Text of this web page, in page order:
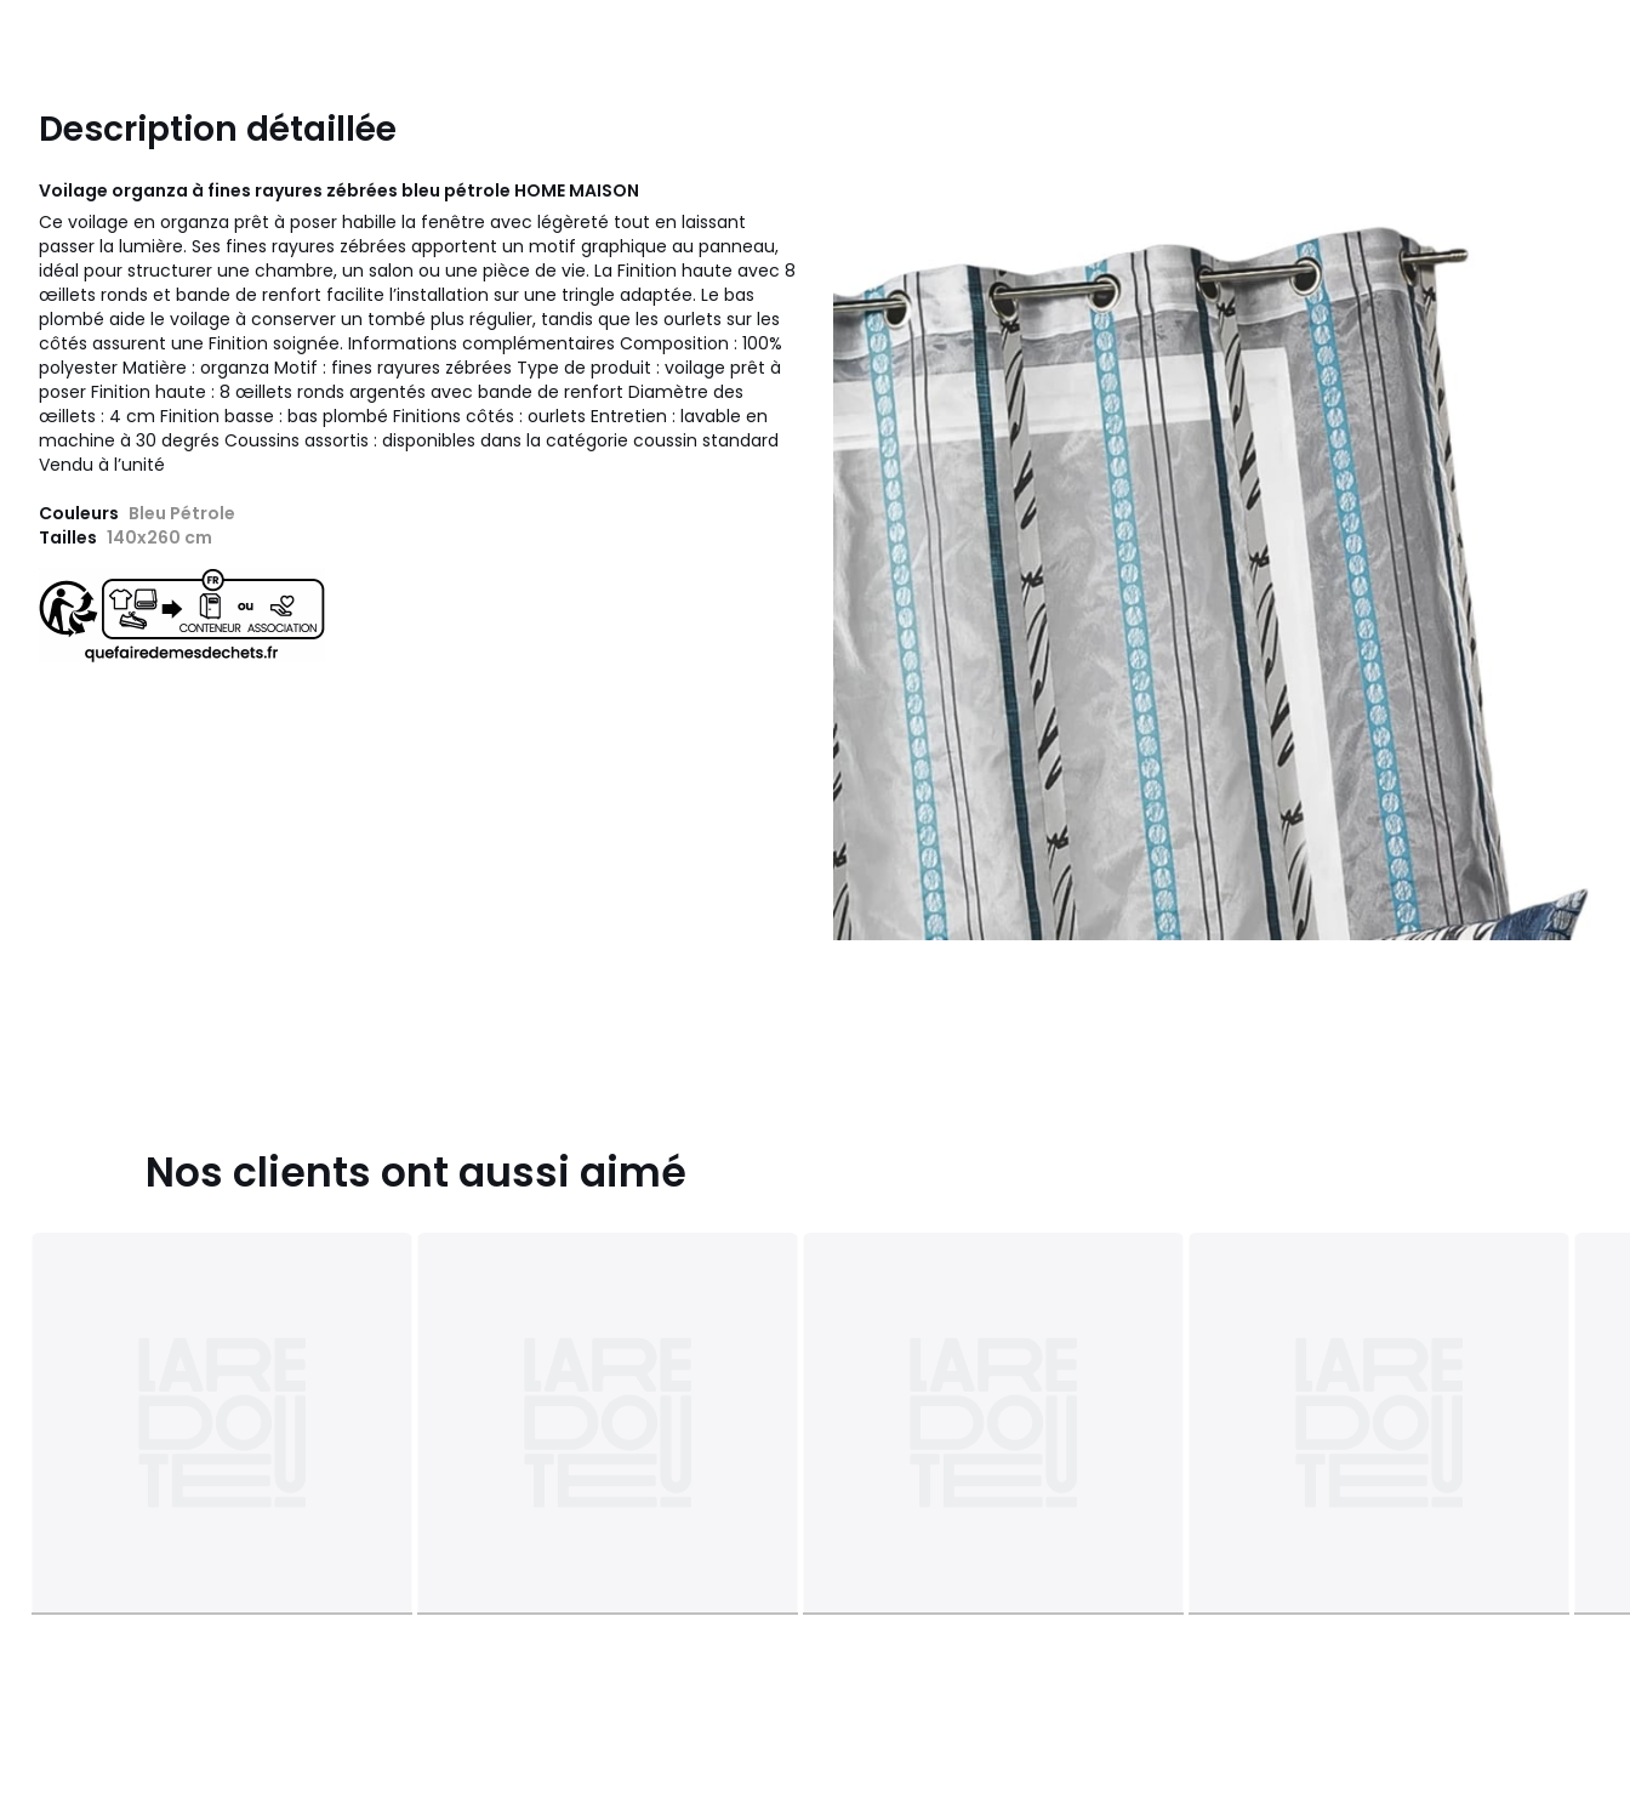
Description détaillée
Voilage organza à fines rayures zébrées bleu pétrole HOME MAISON
Ce voilage en organza prêt à poser habille la fenêtre avec légèreté tout en laissant
passer la lumière. Ses fines rayures zébrées apportent un motif graphique au panneau,
idéal pour structurer une chambre, un salon ou une pièce de vie. La Finition haute avec 8
œillets ronds et bande de renfort facilite l’installation sur une tringle adaptée. Le bas
plombé aide le voilage à conserver un tombé plus régulier, tandis que les ourlets sur les
côtés assurent une Finition soignée. Informations complémentaires Composition : 100%
polyester Matière : organza Motif : fines rayures zébrées Type de produit : voilage prêt à
poser Finition haute : 8 œillets ronds argentés avec bande de renfort Diamètre des
œillets : 4 cm Finition basse : bas plombé Finitions côtés : ourlets Entretien : lavable en
machine à 30 degrés Coussins assortis : disponibles dans la catégorie coussin standard
Vendu à l’unité
Couleurs Bleu Pétrole
Tailles 140x260 cm
Nos clients ont aussi aimé